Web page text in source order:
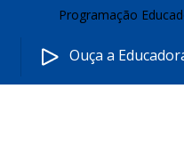
Programação
Ouça a